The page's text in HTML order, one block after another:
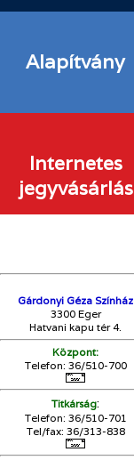
Alapítvány
Internetes
jegyvásárlás
Gárdonyi Géza Színház
3300 Eger
Hatvani kapu tér 4.
Központ:
Telefon: 36/510-700
Titkárság:
Telefon: 36/510-701
Tel/fax: 36/313-838